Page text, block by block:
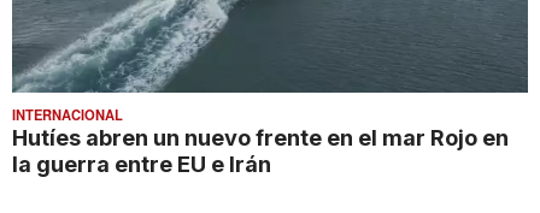
INTERNACIONAL
Hutíes abren un nuevo frente en el mar Rojo en
la guerra entre EU e Irán